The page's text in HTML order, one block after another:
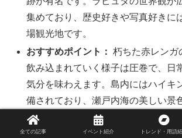
集めており、歴史好きや写真好きに
場観光地です。
おすすめポイント： 朽ちた赤レンガ
飲み込まれていく様子は圧巻で、日
気分を味わえます。島内にはハイキ
備されており、瀬戸内海の美しい景
す。週末旅行にも最適な、非日常を
スポットです。
全ての記事 イベント紹介 トレンド・用語